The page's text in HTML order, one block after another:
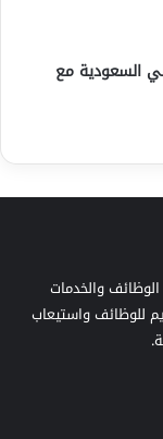
الافراد 2026 في السعودية مع
والخدمات
للوظائف واستيعاب